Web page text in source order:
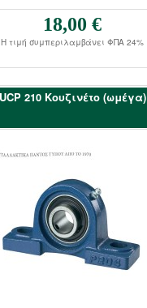
18,00 €
Η τιμή συμπεριλαμβάνει ΦΠΑ 24%
UCΡ 210 Kουζινέτο (ωμέγα)